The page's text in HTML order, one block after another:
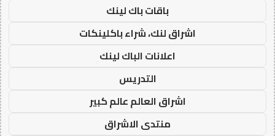
باقات باك لينك
اشراق لنك، شراء باكلينكات
اعلانات الباك لينك
التدريس
اشراق العالم عالم كبير
منتدى الاشراق